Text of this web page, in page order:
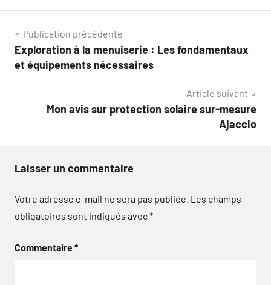
Navigation
de
Publication précédente
Exploration à la menuiserie : Les fondamentaux
et équipements nécessaires
Article suivant
Mon avis sur protection solaire sur-mesure
Ajaccio
Laisser un commentaire
Votre adresse e-mail ne sera pas publiée. Les champs
obligatoires sont indiqués avec*
Commentaire*